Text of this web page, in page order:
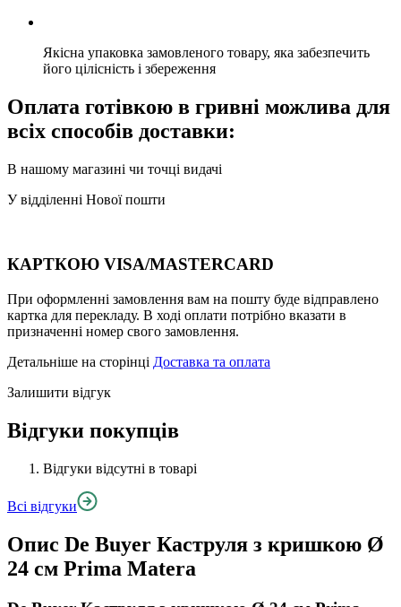
Якісна упаковка замовленого товару, яка забезпечить
його цілісність і збереження
Оплата готівкою в гривні можлива для
всіх способів доставки:
В нашому магазині чи точці видачі
У відділенні Нової пошти
КАРТКОЮ VISA/MASTERCARD
При оформленні замовлення вам на пошту буде відправлено
картка для перекладу. В ході оплати потрібно вказати в
призначенні номер свого замовлення.
Детальніше на сторінці Доставка та оплата
Залишити відгук
Відгуки покупців
Відгуки відсутні в товарі
Всі відгуки
Опис De Buyer Каструля з кришкою Ø
24 см Prima Matera